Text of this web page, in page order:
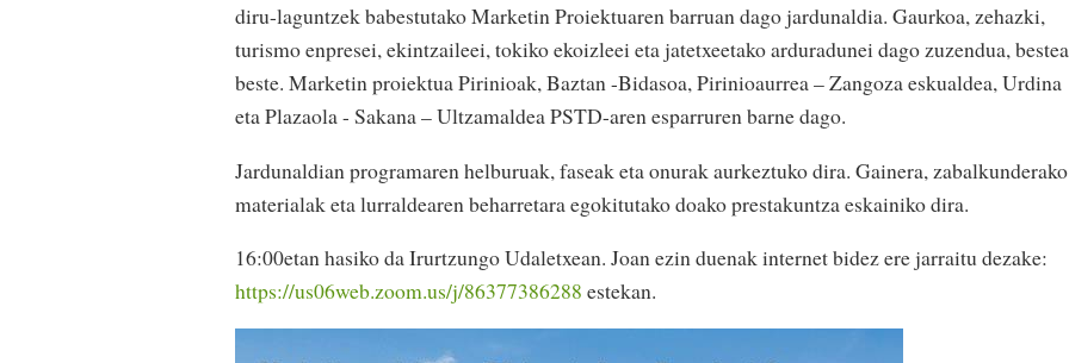
diru-laguntzek babestutako Marketin Proiektuaren barruan dago jardunaldia. Gaurkoa, zehazki,
turismo enpresei, ekintzaileei, tokiko ekoizleei eta jatetxeetako arduradunei dago zuzendua,
beste. Marketin proiektua Pirinioak, Baztan -Bidasoa, Pirinioaurrea – Zangoza eskualdea, Urdina
eta Plazaola - Sakana – Ultzamaldea PSTD-aren esparruren barne dago.
Jardunaldian programaren helburuak, faseak eta onurak aurkeztuko dira. Gainera, zabalkunderako
materialak eta lurraldearen beharretara egokitutako doako prestakuntza eskainiko dira.
16:00etan hasiko da Irurtzungo Udaletxean. Joan ezin duenak internet bidez ere jarraitu dezake:
https://us06web.zoom.us/j/86377386288 estekan.